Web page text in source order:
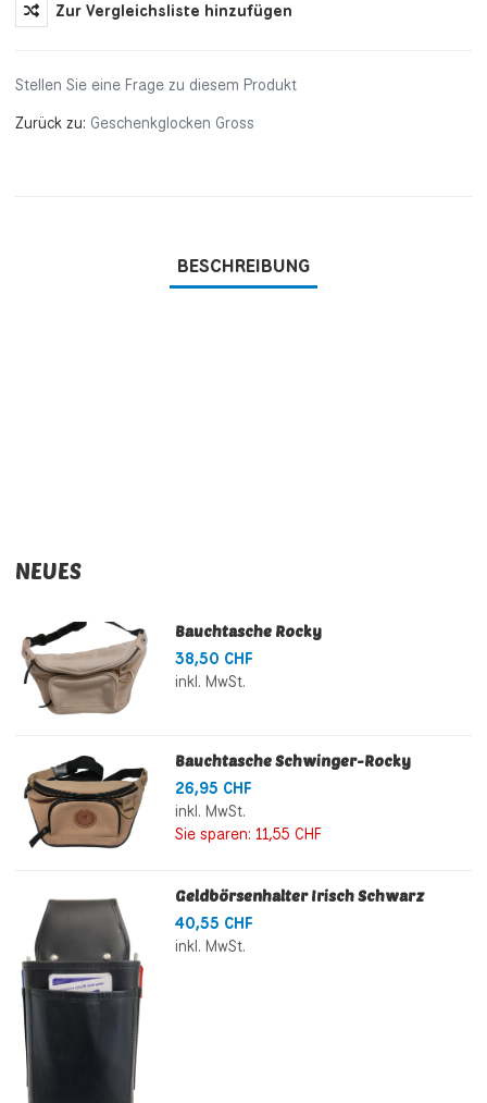
Zur Vergleichsliste hinzufügen
Stellen Sie eine Frage zu diesem Produkt
Zurück zu: Geschenkglocken Gross
BESCHREIBUNG
NEUES
Bauchtasche Rocky
38,50 CHF
inkl. MwSt.
Bauchtasche Schwinger-Rocky
26,95 CHF
inkl. MwSt.
Sie sparen: 11,55 CHF
Geldbörsenhalter Irisch Schwarz
40,55 CHF
inkl. MwSt.